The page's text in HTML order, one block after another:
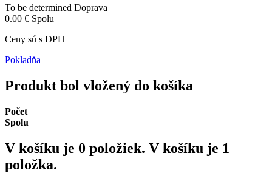
To be determined Doprava
0.00 € Spolu
Ceny sú s DPH
Pokladňa
Produkt bol vložený do košíka
Počet
Spolu
V košíku je 0 položiek. V košíku je 1
položka.